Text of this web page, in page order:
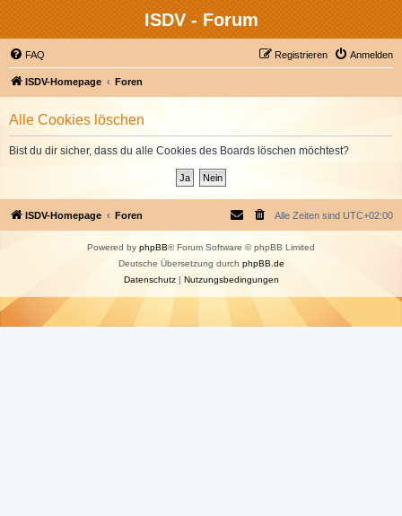
ISDV - Forum
FAQ Anmelden
Registrieren
ISDV-Homepage Foren
Alle Cookies löschen
Bist du dir sicher, dass du alle Cookies des Boards löschen möchtest?
ISDV-Homepage Foren Alle Zeiten sind UTC+02:00
Powered by phpBB® Forum Software © phpBB Limited
Deutsche Übersetzung durch phpBB.de
Datenschutz| Nutzungsbedingungen